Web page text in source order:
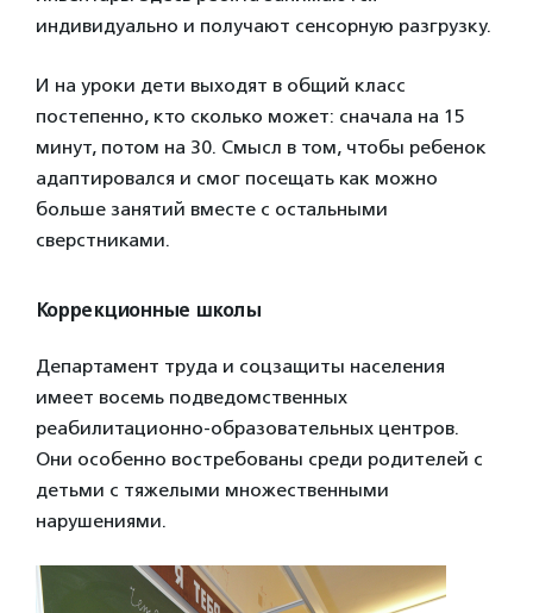
индивидуально и получают сенсорную разгрузку.
И на уроки дети выходят в общий класс
постепенно, кто сколько может: сначала на 15
минут, потом на 30. Смысл в том, чтобы ребенок
адаптировался и смог посещать как можно
больше занятий вместе с остальными
сверстниками.
Коррекционные школы
Департамент труда и соцзащиты населения
имеет восемь подведомственных
реабилитационно-образовательных центров.
Они особенно востребованы среди родителей с
детьми с тяжелыми множественными
нарушениями.